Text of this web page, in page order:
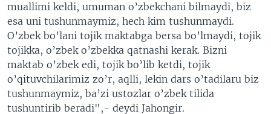
muallimi keldi, umuman o’zbekchani bilmaydi, biz
esa uni tushunmaymiz, hech kim tushunmaydi.
O’zbek bo’lani tojik maktabga bersa bo’lmaydi, tojik
tojikka, o’zbek o’zbekka qatnashi kerak. Bizni
maktab o’zbek edi, tojik bo’lib ketdi, tojik
o’qituvchilarimiz zo’r, aqlli, lekin dars o’tadilaru biz
tushunmaymiz, ba’zi ustozlar o’zbek tilida
tushuntirib beradi",- deydi Jahongir.